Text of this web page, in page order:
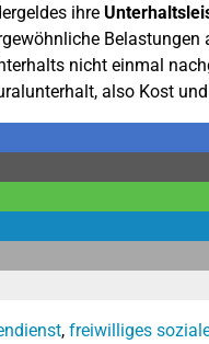
ihre
Belastungen
nicht einmal
also Kost
, freiwilliges